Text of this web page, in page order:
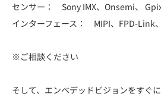
センサー： Sony IMX、Onsemi、
インターフェース： MIPI、FPD-Link
※ご相談ください
そして、エンベデッドビジョンをすぐ